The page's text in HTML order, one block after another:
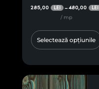
285,00 LEI –480,00 LEI
/ mp
Selectează opțiunile